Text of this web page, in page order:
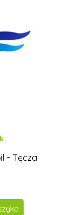
- Tęcza